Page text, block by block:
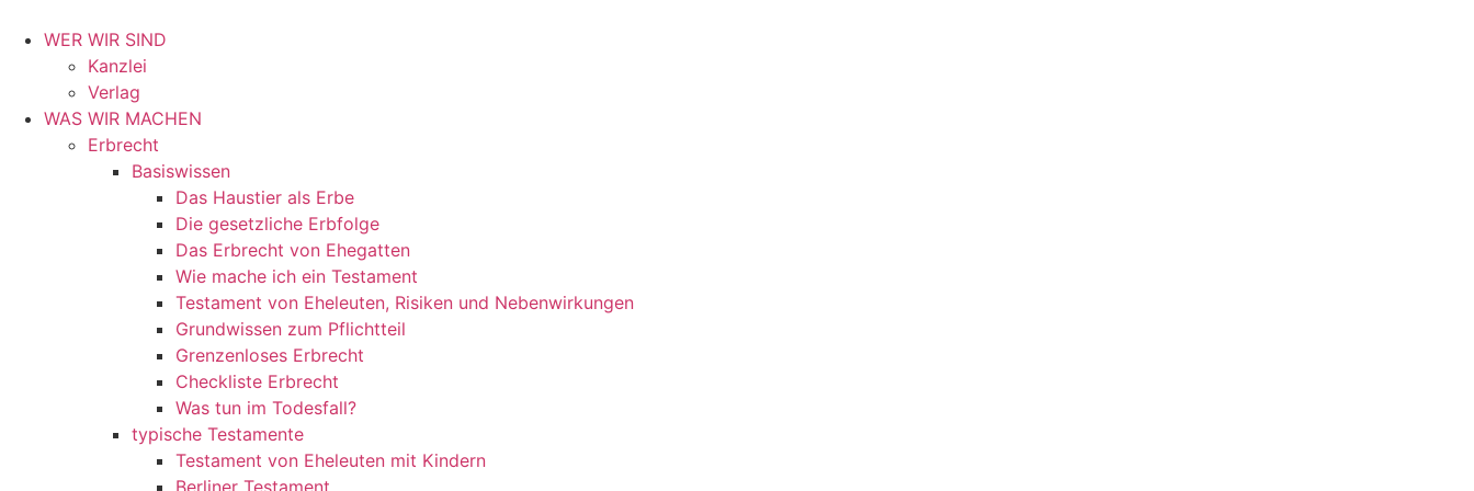
WER WIR SIND
Kanzlei
Verlag
WAS WIR MACHEN
Erbrecht
Basiswissen
Das Haustier als Erbe
Die gesetzliche Erbfolge
Das Erbrecht von Ehegatten
Wie mache ich ein Testament
Testament von Eheleuten, Risiken und Nebenwirkungen
Grundwissen zum Pflichtteil
Grenzenloses Erbrecht
Checkliste Erbrecht
Was tun im Todesfall?
typische Testamente
Testament von Eheleuten mit Kindern
Berliner Testament